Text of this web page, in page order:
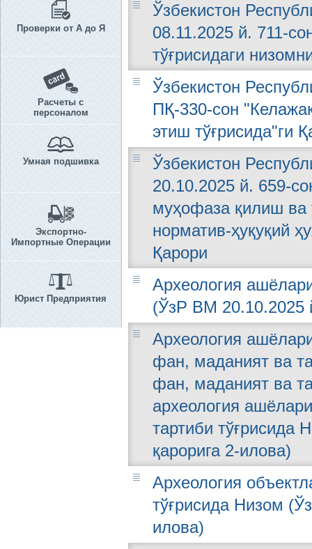
Проверки от А до Я
Расчеты с
персоналом
Умная подшивка
Экспортно-
Импортные Операции
Юрист Предприятия
Ўзбекистон
08.11.2025 й. 711-
тўғрисидаги
Ўзбекистон
ПҚ-330-сон
этиш тўғрисида"ги
Ўзбекистон
20.10.2025 й. 659-
муҳофаза қилиш ва
норматив-ҳуқуқий
Қарори
Археология
(ЎзР ВМ 20.10.2025
Археология
фан, маданият ва
фан, маданият ва
археология
тартиби тўғрисида
қарорига 2-илова)
Археология
тўғрисида Низом
илова)